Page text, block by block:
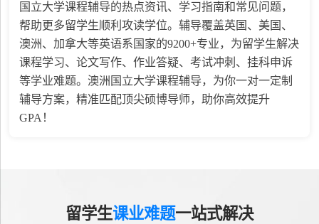
国立大学课程辅导的热点资讯、学习指南和常见问题，
帮助更多留学生顺利攻读学位。辅导覆盖英国、美国、
澳洲、加拿大等英语系国家的9200+专业，为留学生解决
课程学习、论文写作、作业答疑、考试冲刺、挂科申诉
等学业难题。澳洲国立大学课程辅导，为你一对一定制
辅导方案，精准匹配顶尖硕博导师，助你高效提升
GPA！
留学生课业难题一站式解决